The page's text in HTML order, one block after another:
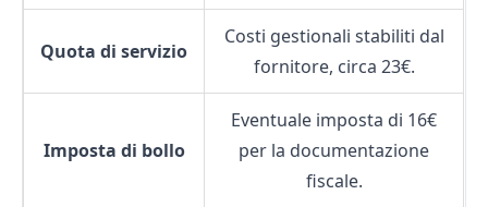
Quota di servizio
Costi gestionali stabiliti dal
fornitore, circa 23€.
Imposta di bollo
Eventuale imposta di 16€
per la documentazione
fiscale.